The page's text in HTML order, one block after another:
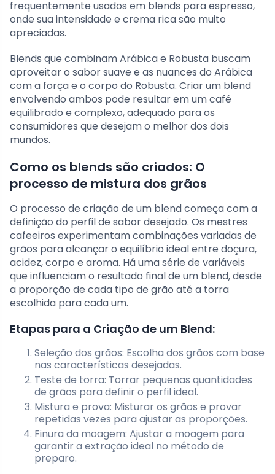
frequentemente usados em blends para espresso,
onde sua intensidade e crema rica são muito
apreciadas.
Blends que combinam Arábica e Robusta buscam
aproveitar o sabor suave e as nuances do Arábica
com a força e o corpo do Robusta. Criar um blend
envolvendo ambos pode resultar em um café
equilibrado e complexo, adequado para os
consumidores que desejam o melhor dos dois
mundos.
Como os blends são criados: O
processo de mistura dos grãos
O processo de criação de um blend começa com a
definição do perfil de sabor desejado. Os mestres
cafeeiros experimentam combinações variadas de
grãos para alcançar o equilíbrio ideal entre doçura,
acidez, corpo e aroma. Há uma série de variáveis
que influenciam o resultado final de um blend, desde
a proporção de cada tipo de grão até a torra
escolhida para cada um.
Etapas para a Criação de um Blend:
Seleção dos grãos: Escolha dos grãos com base
nas características desejadas.
Teste de torra: Torrar pequenas quantidades
de grãos para definir o perfil ideal.
Mistura e prova: Misturar os grãos e provar
repetidas vezes para ajustar as proporções.
Finura da moagem: Ajustar a moagem para
garantir a extração ideal no método de
preparo.